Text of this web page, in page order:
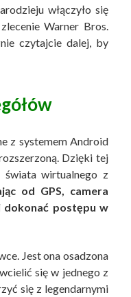
włączyło się
Warner Bros.
czytajcie dalej, by
z systemem Android
Dzięki tej
świata wirtualnego z
od GPS, camera
dokonać postępu w
Jest ona osadzona
się w jednego z
się z legendarnymi